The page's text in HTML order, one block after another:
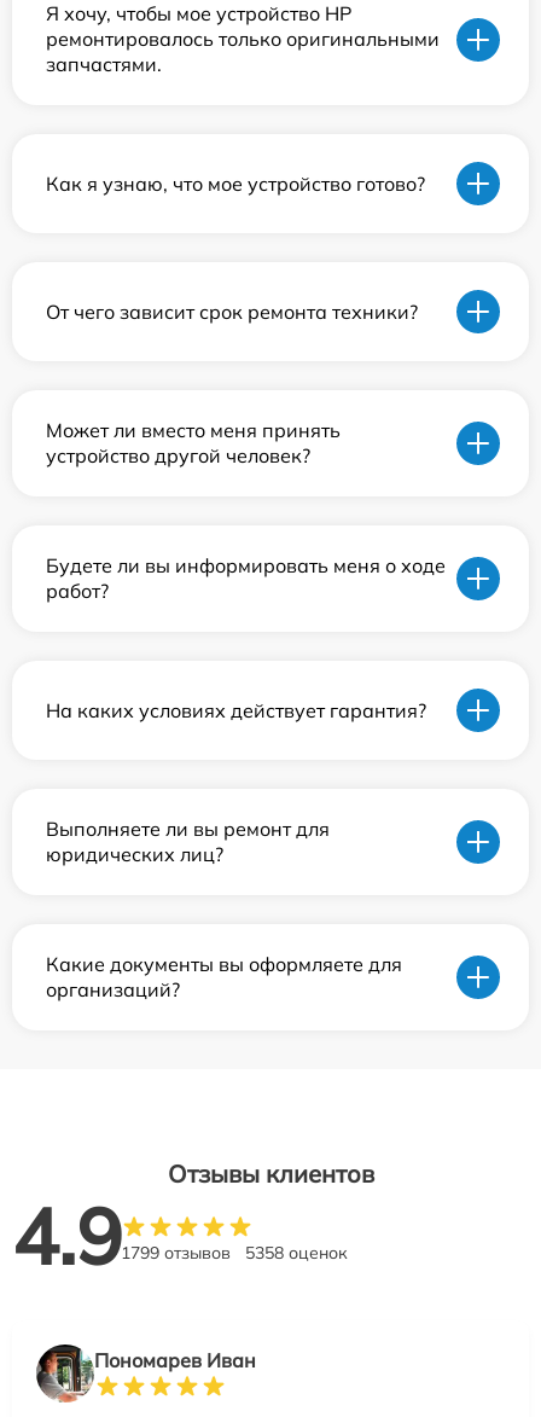
Я хочу, чтобы мое устройство HP
ремонтировалось только оригинальными
запчастями.
Как я узнаю, что мое устройство готово?
От чего зависит срок ремонта техники?
Может ли вместо меня принять
устройство другой человек?
Будете ли вы информировать меня о ходе
работ?
На каких условиях действует гарантия?
Выполняете ли вы ремонт для
юридических лиц?
Какие документы вы оформляете для
организаций?
Отзывы клиентов
4.91799 отзывов 5358 оценок
Пономарев Иван